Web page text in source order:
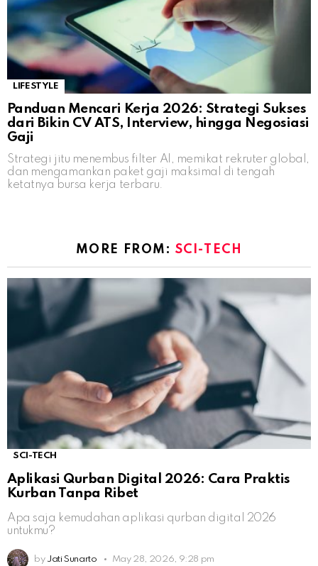
LIFESTYLE
Panduan Mencari Kerja 2026: Strategi Sukses
dari Bikin CV ATS, Interview, hingga Negosiasi
Gaji
Strategi jitu menembus filter AI, memikat rekruter global,
dan mengamankan paket gaji maksimal di tengah
ketatnya bursa kerja terbaru.
MORE FROM: SCI-TECH
SCI-TECH
Aplikasi Qurban Digital 2026: Cara Praktis
Kurban Tanpa Ribet
Apa saja kemudahan aplikasi qurban digital 2026
untukmu?
by Jati Sunarto May 28, 2026, 9:28 pm